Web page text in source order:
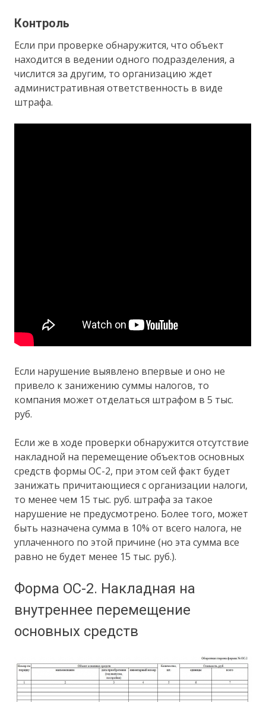
Контроль
Если при проверке обнаружится, что объект
находится в ведении одного подразделения, а
числится за другим, то организацию ждет
административная ответственность в виде
штрафа.
Если нарушение выявлено впервые и оно не
привело к занижению суммы налогов, то
компания может отделаться штрафом в 5 тыс.
руб.
Если же в ходе проверки обнаружится отсутствие
накладной на перемещение объектов основных
средств формы ОС-2, при этом сей факт будет
занижать причитающиеся с организации налоги,
то менее чем 15 тыс. руб. штрафа за такое
нарушение не предусмотрено. Более того, может
быть назначена сумма в 10% от всего налога, не
уплаченного по этой причине (но эта сумма все
равно не будет менее 15 тыс. руб.).
Форма ОС-2. Накладная на
внутреннее перемещение
основных средств